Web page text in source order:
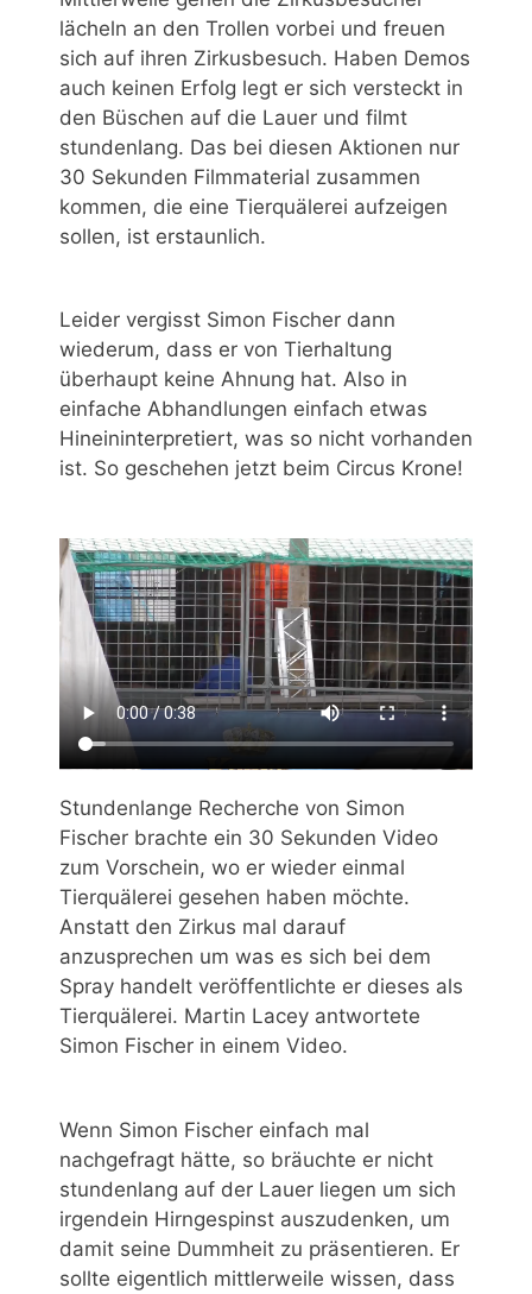
lächeln an den Trollen vorbei und freuen
sich auf ihren Zirkusbesuch. Haben Demos
auch keinen Erfolg legt er sich versteckt in
den Büschen auf die Lauer und filmt
stundenlang. Das bei diesen Aktionen nur
30 Sekunden Filmmaterial zusammen
kommen, die eine Tierquälerei aufzeigen
sollen, ist erstaunlich.
Leider vergisst Simon Fischer dann
wiederum, dass er von Tierhaltung
überhaupt keine Ahnung hat. Also in
einfache Abhandlungen einfach etwas
Hineininterpretiert, was so nicht vorhanden
ist. So geschehen jetzt beim Circus Krone!
Stundenlange Recherche von Simon
Fischer brachte ein 30 Sekunden Video
zum Vorschein, wo er wieder einmal
Tierquälerei gesehen haben möchte.
Anstatt den Zirkus mal darauf
anzusprechen um was es sich bei dem
Spray handelt veröffentlichte er dieses als
Tierquälerei. Martin Lacey antwortete
Simon Fischer in einem Video.
Wenn Simon Fischer einfach mal
nachgefragt hätte, so bräuchte er nicht
stundenlang auf der Lauer liegen um sich
irgendein Hirngespinst auszudenken, um
damit seine Dummheit zu präsentieren. Er
sollte eigentlich mittlerweile wissen, dass